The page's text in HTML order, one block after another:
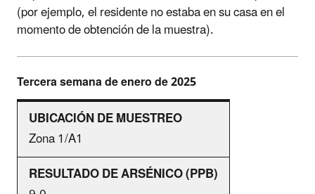
(por ejemplo, el residente no estaba en su casa en el
momento de obtención de la muestra).
Tercera semana de enero de 2025
Zona 1/A1